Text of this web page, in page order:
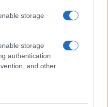
storage
storage
authentication
and other
Prijs
$4,205.78